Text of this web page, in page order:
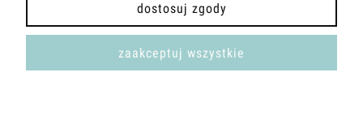
Sklep internetowy Shoper.pl
dostosuj zgody
zaakceptuj wszystkie